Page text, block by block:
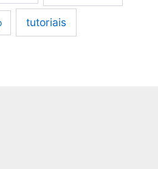
tutoriais